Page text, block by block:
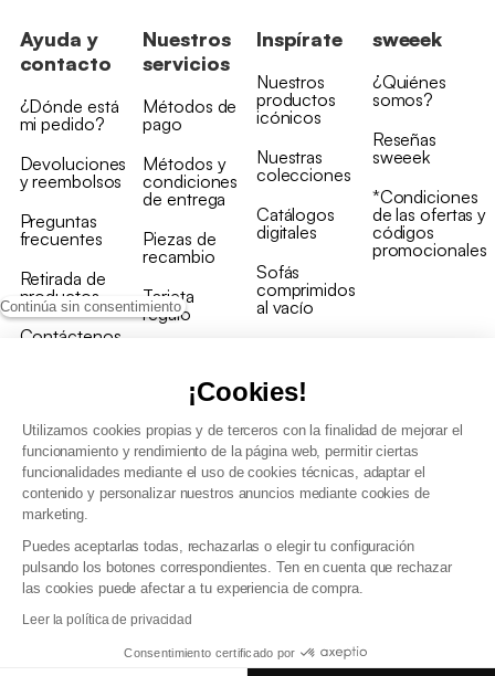
Continúa sin consentimiento
¡Cookies!
Utilizamos cookies propias y de terceros con la finalidad de mejorar el
funcionamiento y rendimiento de la página web, permitir ciertas
funcionalidades mediante el uso de cookies técnicas, adaptar el
contenido y personalizar nuestros anuncios mediante cookies de
marketing.
Puedes aceptarlas todas, rechazarlas o elegir tu configuración
pulsando los botones correspondientes. Ten en cuenta que rechazar
las cookies puede afectar a tu experiencia de compra.
Leer la política de privacidad
Consentimiento certificado por
Ayuda y
contacto
¿Dónde está
mi pedido?
Devoluciones
y reembolsos
Preguntas
frecuentes
Retirada de
productos
Contáctenos
Nuestros
servicios
Métodos de
pago
Métodos y
condiciones
de entrega
Piezas de
recambio
Tarjeta
regalo
Inspírate
Nuestros
productos
icónicos
Nuestras
colecciones
Catálogos
digitales
Sofás
comprimidos
al vacío
sweeek
¿Quiénes
somos?
Reseñas
sweeek
*Condiciones
de las ofertas y
códigos
promocionales
Política de gestión de datos personales y cookies
Condiciones generales de Venta Profesional
Declaración de accesibilidad